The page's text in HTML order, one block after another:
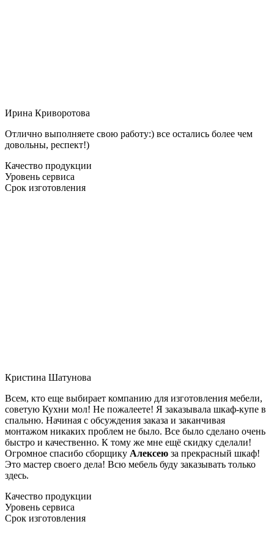
Ирина Криворотова
Отлично выполняете свою работу:) все остались более чем
довольны, респект!)
Качество продукции
Уровень сервиса
Срок изготовления
Кристина Шатунова
Всем, кто еще выбирает компанию для изготовления мебели,
советую Кухни мол! Не пожалеете! Я заказывала шкаф-купе в
спальню. Начиная с обсуждения заказа и заканчивая
монтажом никаких проблем не было. Все было сделано очень
быстро и качественно. К тому же мне ещё скидку сделали!
Огромное спасибо сборщику Алексею за прекрасный шкаф!
Это мастер своего дела! Всю мебель буду заказывать только
здесь.
Качество продукции
Уровень сервиса
Срок изготовления